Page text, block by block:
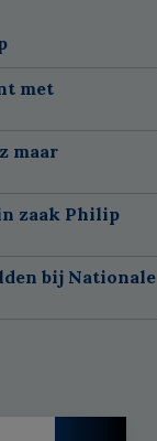
met
maar
zaak Philip
bij Nationale